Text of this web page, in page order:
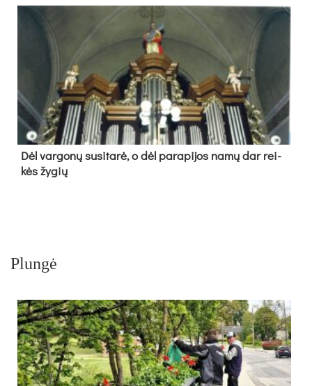
Dėl var­go­nų su­si­ta­rė, o dėl pa­ra­pi­jos na­mų dar rei­
kės žy­gių
Plungė